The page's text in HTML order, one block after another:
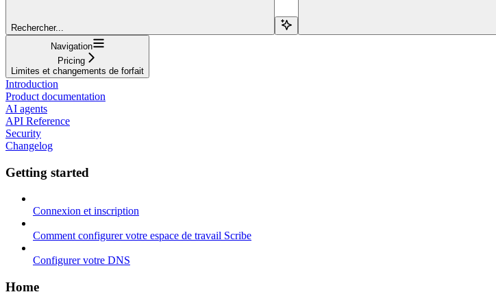
Rechercher...
Navigation
Pricing
Limites et changements de forfait
Introduction
Product documentation
AI agents
API Reference
Security
Changelog
Getting started
Connexion et inscription
Comment configurer votre espace de travail Scribe
Configurer votre DNS
Home